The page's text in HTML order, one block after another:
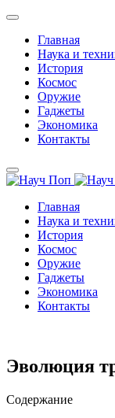
Главная
Наука и
История
Космос
Оружие
Гаджеты
Экономика
Контакты
Главная
Наука и
История
Космос
Оружие
Гаджеты
Экономика
Контакты
Эволюция
Содержание